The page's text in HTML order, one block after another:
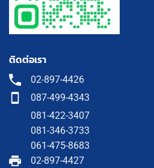
ติดต่อเรา
02-897-4426
087-499-4343
081-422-3407
081-346-3733
061-475-8683
02-897-4427